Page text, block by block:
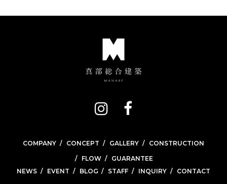
COMPANY CONCEPT GALLERY
CONSTRUCTION
FLOW
GUARANTEE
NEWS
EVENT BLOG STAFF INQUIRY CONTACT